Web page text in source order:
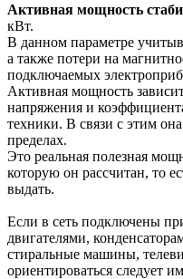
Активная мощность
кВт.
В данном параметре
а также потери на
подключаемых
Активная мощность
напряжения и
техники. В связи с этим
пределах.
Это реальная полезная
которую он рассчитан, то
выдать.
Если в сеть подключены
двигателями,
стиральные машины,
ориентироваться следует